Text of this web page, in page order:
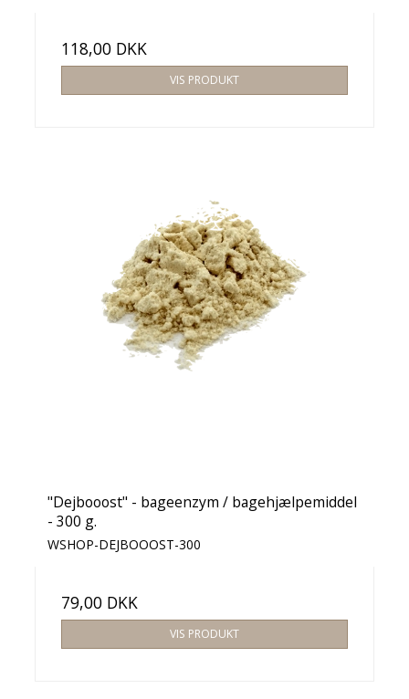
118,00 DKK
VIS PRODUKT
"Dejbooost" - bageenzym / bagehjælpemiddel
- 300 g.
WSHOP-DEJBOOOST-300
79,00 DKK
VIS PRODUKT